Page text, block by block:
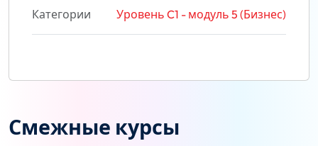
Категории Уровень C1 - модуль 5 (Бизнес)
Смежные курсы